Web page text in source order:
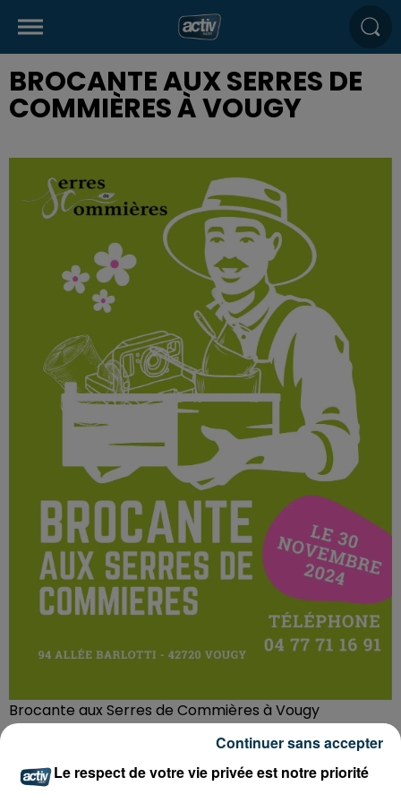
BROCANTE AUX SERRES DE
COMMIÈRES À VOUGY
Brocante aux Serres de Commières à Vougy
Crédit :
Organisateur Les Serres de Commières
Le respect de votre vie privée est notre priorité
Continuer sans accepter